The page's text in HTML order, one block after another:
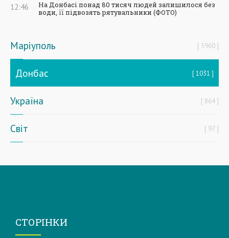
12:46
На Донбасі понад 80 тисяч людей залишилося без
води, її підвозять рятувальники (ФОТО)
Маріуполь 5960
Донбас 1031
Україна 864
Світ 97
СТОРІНКИ